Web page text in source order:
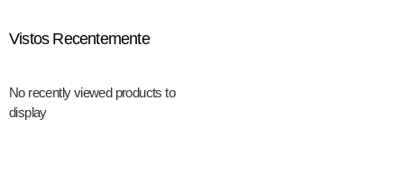
Vistos Recentemente
No recently viewed products to
display